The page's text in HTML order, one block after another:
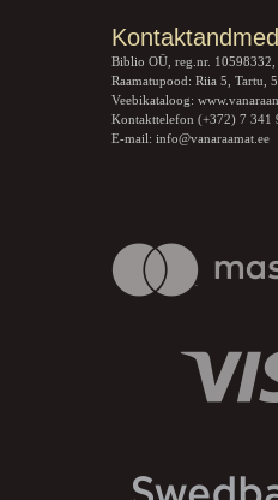
Kontaktandmed
Biblio OÜ, reg.nr. 10598332,
Raamatupood: Riia 5, Tartu,
Veebikataloog:
Kontakttelefon (+372) 7 341
E-mail: info@vanaraamat.ee